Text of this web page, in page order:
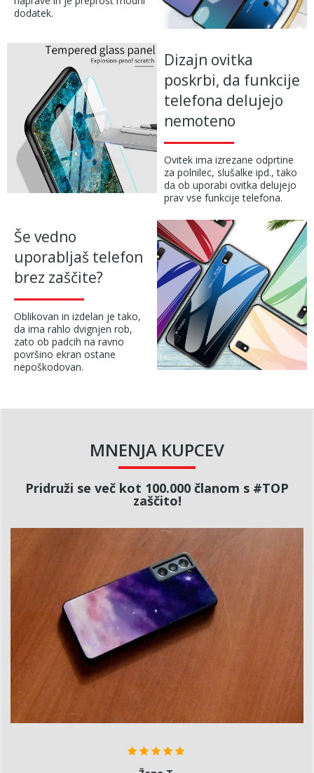
dodatek.
Dizajn ovitka
poskrbi, da funkcije
telefona delujejo
nemoteno
Ovitek ima izrezane odprtine
za polnilec, slušalke ipd., tako
da ob uporabi ovitka delujejo
prav vse funkcije telefona.
Še vedno
uporabljaš telefon
brez zaščite?
Oblikovan in izdelan je tako,
da ima rahlo dvignjen rob,
zato ob padcih na ravno
površino ekran ostane
nepoškodovan.
MNENJA KUPCEV
Pridruži se več kot 100.000 članom s #TOP
zaščito!